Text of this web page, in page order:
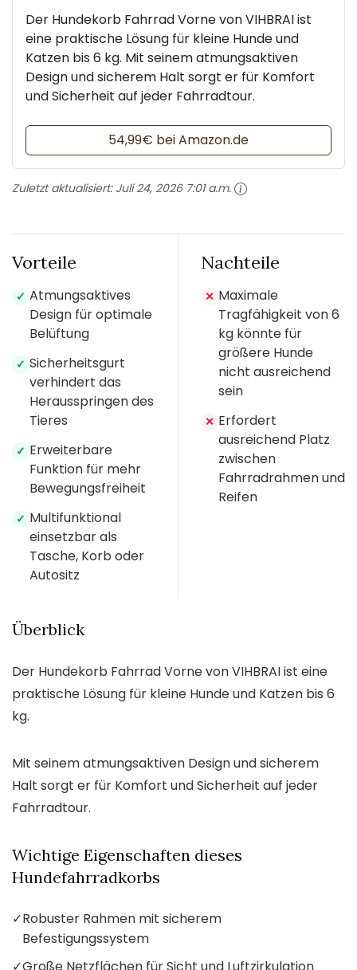
Der Hundekorb Fahrrad Vorne von VIHBRAI ist
eine praktische Lösung für kleine Hunde und
Katzen bis 6 kg. Mit seinem atmungsaktiven
Design und sicherem Halt sorgt er für Komfort
und Sicherheit auf jeder Fahrradtour.
54,99€ bei Amazon.de
Zuletzt aktualisiert: Juli 24, 2026 7:01 a.m.
Vorteile
✓ Atmungsaktives
Design für optimale
Belüftung
✓ Sicherheitsgurt
verhindert das
Herausspringen des
Tieres
✓ Erweiterbare
Funktion für mehr
Bewegungsfreiheit
✓ Multifunktional
einsetzbar als
Tasche, Korb oder
Autositz
Nachteile
✕ Maximale
Tragfähigkeit von 6
kg könnte für
größere Hunde
nicht ausreichend
sein
✕ Erfordert
ausreichend Platz
zwischen
Fahrradrahmen und
Reifen
Überblick
Der Hundekorb Fahrrad Vorne von VIHBRAI ist eine
praktische Lösung für kleine Hunde und Katzen bis 6
kg.
Mit seinem atmungsaktiven Design und sicherem
Halt sorgt er für Komfort und Sicherheit auf jeder
Fahrradtour.
Wichtige Eigenschaften dieses
Hundefahrradkorbs
✓Robuster Rahmen mit sicherem
Befestigungssystem